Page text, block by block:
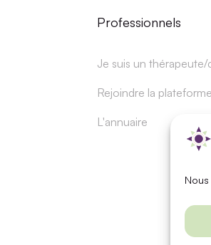
Professionnels
Je suis un
Rejoindre la plateforme
L'annuaire